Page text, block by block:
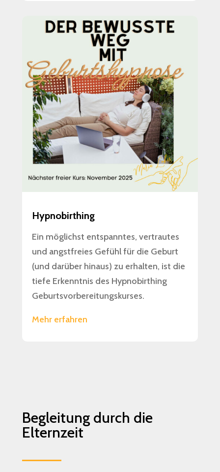
Hypnobirthing
Ein möglichst entspanntes, vertrautes
und angstfreies Gefühl für die Geburt
(und darüber hinaus) zu erhalten, ist die
tiefe Erkenntnis des Hypnobirthing
Geburtsvorbereitungskurses.
Mehr erfahren
Begleitung durch die
Elternzeit